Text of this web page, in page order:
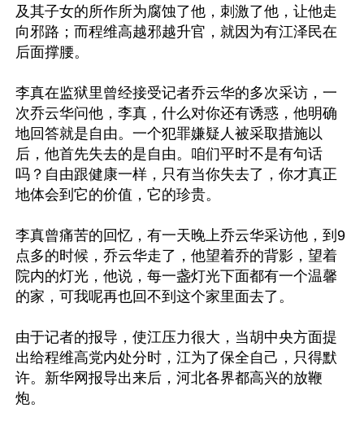
及其子女的所作所为腐蚀了他，刺激了他，让他走
向邪路；而程维高越邪越升官，就因为有江泽民在
后面撑腰。
李真在监狱里曾经接受记者乔云华的多次采访，一
次乔云华问他，李真，什么对你还有诱惑，他明确
地回答就是自由。一个犯罪嫌疑人被采取措施以
后，他首先失去的是自由。咱们平时不是有句话
吗？自由跟健康一样，只有当你失去了，你才真正
地体会到它的价值，它的珍贵。
李真曾痛苦的回忆，有一天晚上乔云华采访他，到9
点多的时候，乔云华走了，他望着乔的背影，望着
院内的灯光，他说，每一盏灯光下面都有一个温馨
的家，可我呢再也回不到这个家里面去了。
由于记者的报导，使江压力很大，当胡中央方面提
出给程维高党内处分时，江为了保全自己，只得默
许。新华网报导出来后，河北各界都高兴的放鞭
炮。